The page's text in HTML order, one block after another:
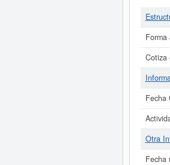
Forma
Cotiza
Fecha
Otra
Fecha